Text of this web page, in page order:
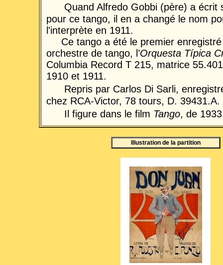
Quand Alfredo Gobbi (père) a écrit
pour ce tango, il en a changé le nom
l'interprète en 1911.
Ce tango a été le premier
orchestre de tango, l’Orquesta Típica
Columbia Record T 215, matrice
1910 et 1911.
Repris par Carlos Di Sarli,
chez RCA-Victor, 78 tours, D. 39431.A.
Il figure dans le film Tango, de
Illustration de la partition